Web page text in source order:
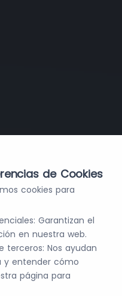
de Cookies
cookies para
Garantizan el
en nuestra web.
terceros: Nos ayudan
y entender cómo
página para